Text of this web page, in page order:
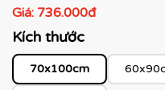
Giá: 736.000đ
Kích thước
70x100cm